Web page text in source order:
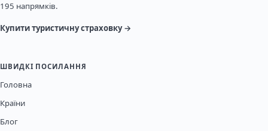
195 напрямків.
Купити туристичну страховку →
ШВИДКІ ПОСИЛАННЯ
Головна
Країни
Блог